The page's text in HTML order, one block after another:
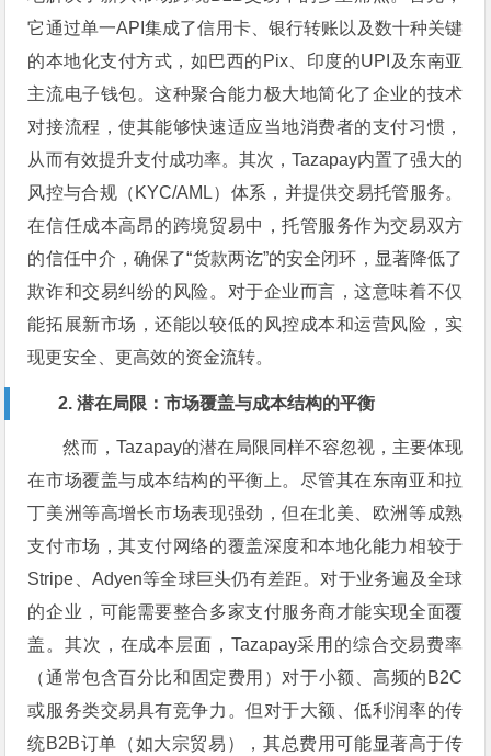
它通过单一API集成了信用卡、银行转账以及数十种关键
的本地化支付方式，如巴西的Pix、印度的UPI及东南亚
主流电子钱包。这种聚合能力极大地简化了企业的技术
对接流程，使其能够快速适应当地消费者的支付习惯，
从而有效提升支付成功率。其次，Tazapay内置了强大的
风控与合规（KYC/AML）体系，并提供交易托管服务。
在信任成本高昂的跨境贸易中，托管服务作为交易双方
的信任中介，确保了“货款两讫”的安全闭环，显著降低了
欺诈和交易纠纷的风险。对于企业而言，这意味着不仅
能拓展新市场，还能以较低的风控成本和运营风险，实
现更安全、更高效的资金流转。
2. 潜在局限：市场覆盖与成本结构的平衡
然而，Tazapay的潜在局限同样不容忽视，主要体现
在市场覆盖与成本结构的平衡上。尽管其在东南亚和拉
丁美洲等高增长市场表现强劲，但在北美、欧洲等成熟
支付市场，其支付网络的覆盖深度和本地化能力相较于
Stripe、Adyen等全球巨头仍有差距。对于业务遍及全球
的企业，可能需要整合多家支付服务商才能实现全面覆
盖。其次，在成本层面，Tazapay采用的综合交易费率
（通常包含百分比和固定费用）对于小额、高频的B2C
或服务类交易具有竞争力。但对于大额、低利润率的传
统B2B订单（如大宗贸易），其总费用可能显著高于传